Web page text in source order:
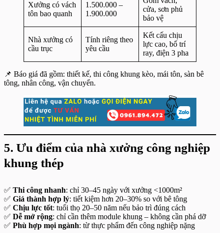
Xưởng có vách
tôn bao quanh
1.500.000 –
1.900.000
cửa, sơn phủ
bảo vệ
Nhà xưởng có
cầu trục
Tính riêng theo
yêu cầu
Kết cấu chịu
lực cao, bố trí
ray, điện 3 pha
📌 Báo giá đã gồm: thiết kế, thi công khung kèo, mái tôn, sàn bê
tông, nhân công, vận chuyển.
5. Ưu điểm của nhà xưởng công nghiệp
khung thép
✅ Thi công nhanh: chỉ 30–45 ngày với xưởng <1000m²
✅ Giá thành hợp lý: tiết kiệm hơn 20–30% so với bê tông
✅ Chịu lực tốt: tuổi thọ 20–50 năm nếu bảo trì đúng cách
✅ Dễ mở rộng: chỉ cần thêm module khung – không cần phá dỡ
✅ Phù hợp mọi ngành: từ thực phẩm đến công nghiệp nặng